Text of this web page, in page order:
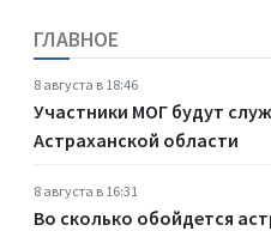
ГЛАВНОЕ
8 августа в 18:46
Участники МОГ будут
Астраханской области
8 августа в 16:31
Во сколько обойдется